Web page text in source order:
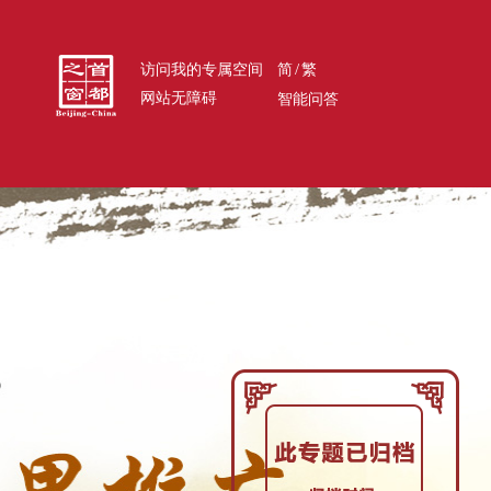
访问我的专属空间 简/繁
网站无障碍
智能问答